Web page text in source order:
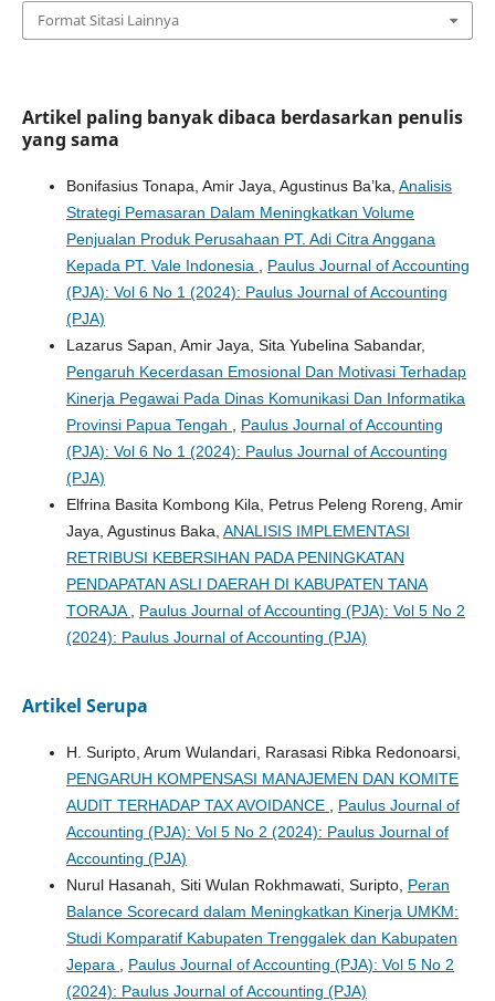
Format Sitasi Lainnya
Artikel paling banyak dibaca berdasarkan penulis
yang sama
Bonifasius Tonapa, Amir Jaya, Agustinus Ba’ka, Analisis
Strategi Pemasaran Dalam Meningkatkan Volume
Penjualan Produk Perusahaan PT. Adi Citra Anggana
Kepada PT. Vale Indonesia
Paulus Journal of Accounting
(PJA): Vol 6 No 1 (2024): Paulus Journal of Accounting
(PJA)
Lazarus Sapan, Amir Jaya, Sita Yubelina Sabandar,
Pengaruh Kecerdasan Emosional Dan Motivasi Terhadap
Kinerja Pegawai Pada Dinas Komunikasi Dan Informatika
Provinsi Papua Tengah
Paulus Journal of Accounting
(PJA): Vol 6 No 1 (2024): Paulus Journal of Accounting
(PJA)
Elfrina Basita Kombong Kila, Petrus Peleng Roreng, Amir
Jaya, Agustinus Baka, ANALISIS IMPLEMENTASI
RETRIBUSI KEBERSIHAN PADA PENINGKATAN
PENDAPATAN ASLI DAERAH DI KABUPATEN TANA
TORAJA
Paulus Journal of Accounting (PJA): Vol 5 No 2
(2024): Paulus Journal of Accounting (PJA)
Artikel Serupa
H. Suripto, Arum Wulandari, Rarasasi Ribka Redonoarsi,
PENGARUH KOMPENSASI MANAJEMEN DAN KOMITE
AUDIT TERHADAP TAX AVOIDANCE
Paulus Journal of
Accounting (PJA): Vol 5 No 2 (2024): Paulus Journal of
Accounting (PJA)
Nurul Hasanah, Siti Wulan Rokhmawati, Suripto, Peran
Balance Scorecard dalam Meningkatkan Kinerja UMKM:
Studi Komparatif Kabupaten Trenggalek dan Kabupaten
Jepara
Paulus Journal of Accounting (PJA): Vol 5 No 2
(2024): Paulus Journal of Accounting (PJA)